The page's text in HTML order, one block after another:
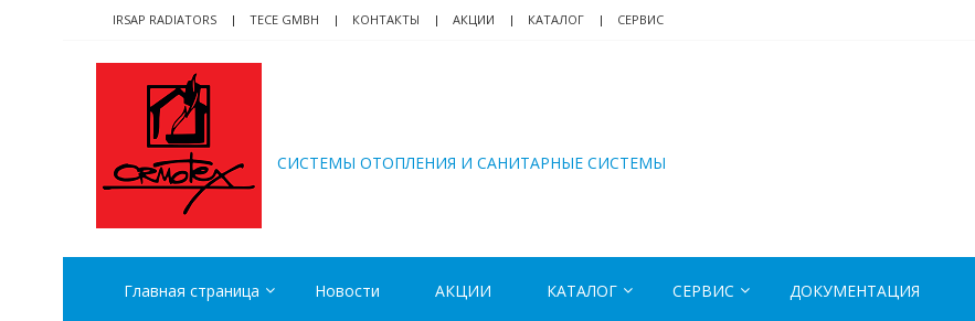
navigation
content
IRSAP RADIATORS TECE GMBH КОНТАКТЫ АКЦИИ КАТАЛОГ СЕРВИС
CИСТЕМЫ ОТОПЛЕНИЯ И САНИТАРНЫЕ СИСТЕМЫ
Главная страница Новости АКЦИИ КАТАЛОГ СЕРВИС ДОКУМЕНТАЦИЯ